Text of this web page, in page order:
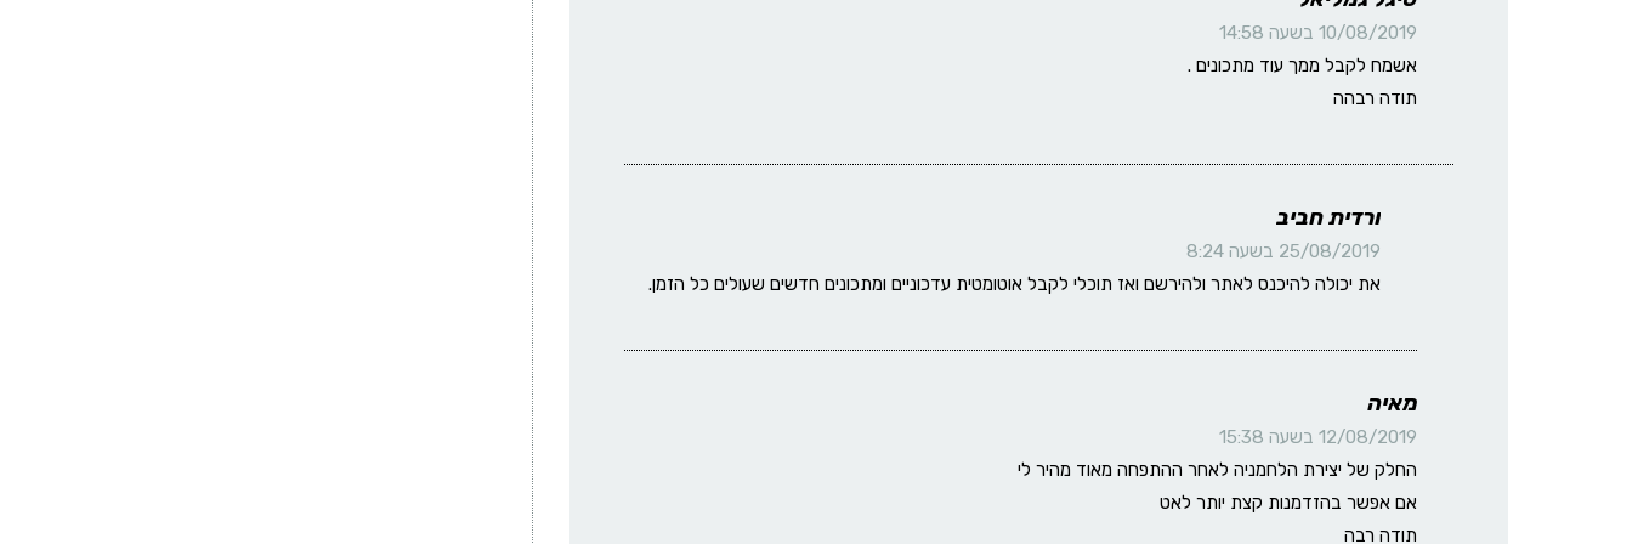
10/08/2019 בשעה 14:58
אשמח לקבל ממך עוד מתכונים .
תודה רבהה
ורדית חביב
25/08/2019 בשעה 8:24
את יכולה להיכנס לאתר ולהירשם ואז תוכלי לקבל אוטומטית עדכוניים ומתכונים חדשים שעולים כל הזמן.
מאיה
12/08/2019 בשעה 15:38
החלק של יצירת הלחמניה לאחר ההתפחה מאוד מהיר לי
אם אפשר בהזדמנות קצת יותר לאט
תודה רבה